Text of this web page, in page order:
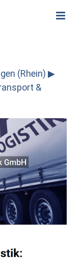
(Rhein) ▶︎
&